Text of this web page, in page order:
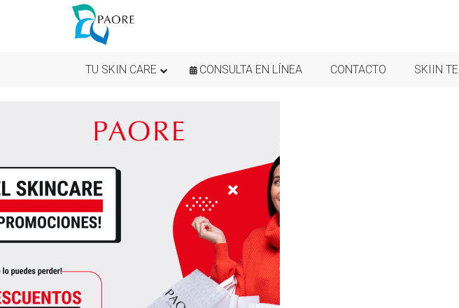
TU SKIN CARE CONSULTA EN LÍNEA CONTACTO SKIIN